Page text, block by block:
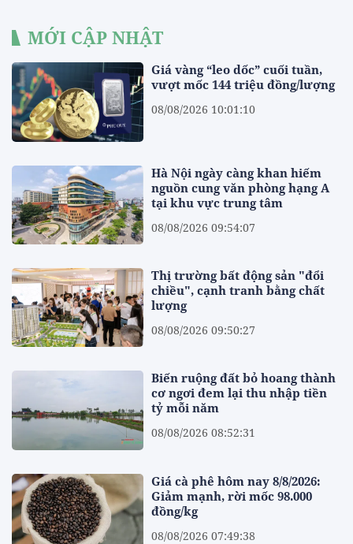
MỚI CẬP NHẬT
Giá vàng “leo dốc” cuối tuần,
vượt mốc 144 triệu đồng/lượng
08/08/2026 10:01:10
Hà Nội ngày càng khan hiếm
nguồn cung văn phòng hạng A
tại khu vực trung tâm
08/08/2026 09:54:07
Thị trường bất động sản "đổi
chiều", cạnh tranh bằng chất
lượng
08/08/2026 09:50:27
Biến ruộng đất bỏ hoang thành
cơ ngơi đem lại thu nhập tiền
tỷ mỗi năm
08/08/2026 08:52:31
Giá cà phê hôm nay 8/8/2026:
Giảm mạnh, rời mốc 98.000
đồng/kg
08/08/2026 07:49:38